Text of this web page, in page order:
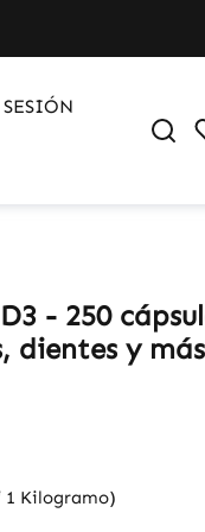
- 250
dientes y
1 Kilogramo)